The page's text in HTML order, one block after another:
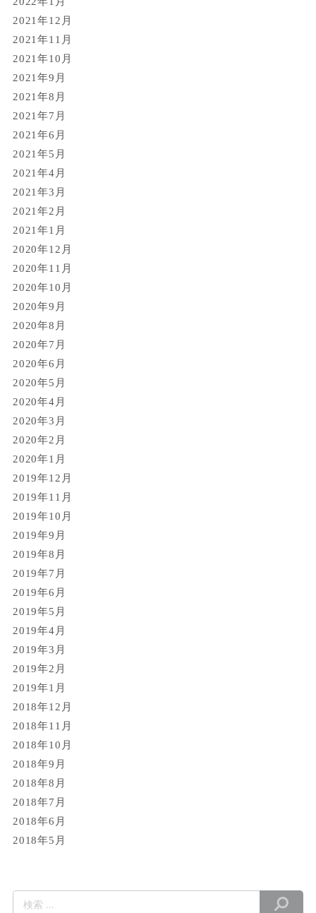
2021年12月
2021年11月
2021年10月
2021年9月
2021年8月
2021年7月
2021年6月
2021年5月
2021年4月
2021年3月
2021年2月
2021年1月
2020年12月
2020年11月
2020年10月
2020年9月
2020年8月
2020年7月
2020年6月
2020年5月
2020年4月
2020年3月
2020年2月
2020年1月
2019年12月
2019年11月
2019年10月
2019年9月
2019年8月
2019年7月
2019年6月
2019年5月
2019年4月
2019年3月
2019年2月
2019年1月
2018年12月
2018年11月
2018年10月
2018年9月
2018年8月
2018年7月
2018年6月
2018年5月